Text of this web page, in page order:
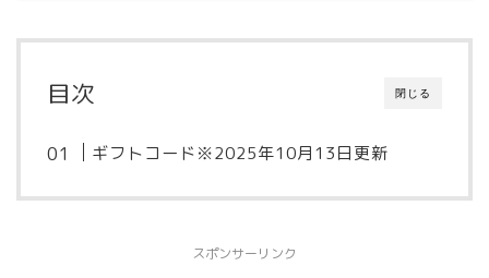
閉じる
目次
ギフトコード※2025年10月13日更新
スポンサーリンク